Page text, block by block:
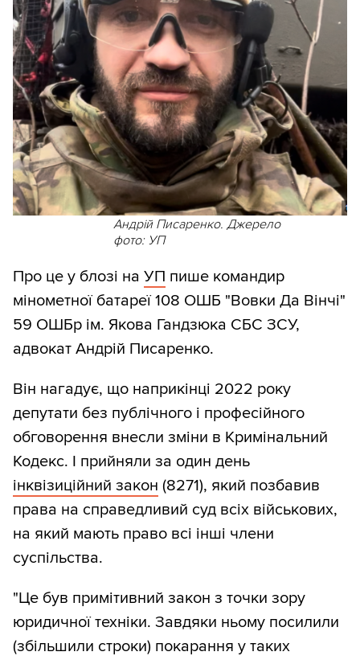
Андрій Писаренко. Джерело
фото: УП
Про це у блозі на УП пише командир
мінометної батареї 108 ОШБ "Вовки Да Вінчі"
59 ОШБр ім. Якова Гандзюка СБС ЗСУ,
адвокат Андрій Писаренко.
Він нагадує, що наприкінці 2022 року
депутати без публічного і професійного
обговорення внесли зміни в Кримінальний
Кодекс. І прийняли за один день
інквізиційний закон (8271), який позбавив
права на справедливий суд всіх військових,
на який мають право всі інші члени
суспільства.
"Це був примітивний закон з точки зору
юридичної техніки. Завдяки ньому посилили
(збільшили строки) покарання у таких